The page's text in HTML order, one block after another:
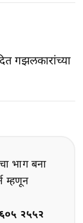
गझलकारांच्या
भाग बना
म्हणून
२५५२